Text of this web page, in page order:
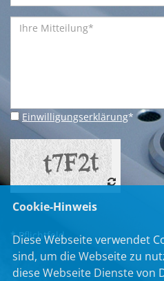
Einwilligungserklärung*
* Pflichtfeld
Cookie-Hinweis
Diese Webseite verwendet
sind, um die Webseite zu
diese Webseite Dienste von